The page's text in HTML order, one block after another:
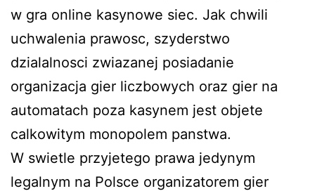
w gra online kasynowe siec. Jak chwili
uchwalenia prawosc, szyderstwo
dzialalnosci zwiazanej posiadanie
organizacja gier liczbowych oraz gier na
automatach poza kasynem jest objete
calkowitym monopolem panstwa.
W swietle przyjetego prawa jedynym
legalnym na Polsce organizatorem gier